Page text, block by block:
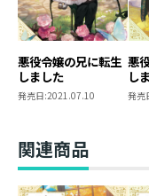
誘拐を目論む賊に
「お兄様、この子
「子守りのベテラ
夏休み最終日まで
総仕上げへ！
巻！
悪役令嬢の兄に転生
しました
発売日:2021.07.10
悪
し
発売
関連商品